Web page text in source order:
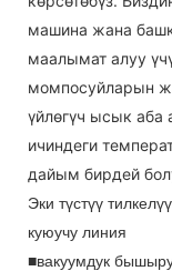
машина жана
маалымат алуу
момпосуйларын
үйлөгүч ысык аба
ичиндеги
дайым бирдей
Эки түстүү
куюучу линия
■вакуумдук